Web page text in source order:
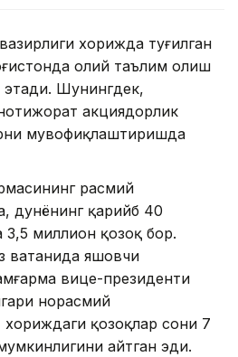
хорижда туғилган
олий таълим олиш
Шунингдек,
акциядорлик
мувофиқлаштиришда
расмий
дунёнинг қарийб 40
миллион қозоқ бор.
ватанида яшовчи
вице-президенти
норасмий
хориждаги қозоқлар сони 7
айтган эди.